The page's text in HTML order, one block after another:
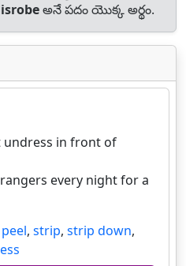
అనే పదం యొక్క అర్థం.
undress in front of
every night for a
peel, strip, strip down,